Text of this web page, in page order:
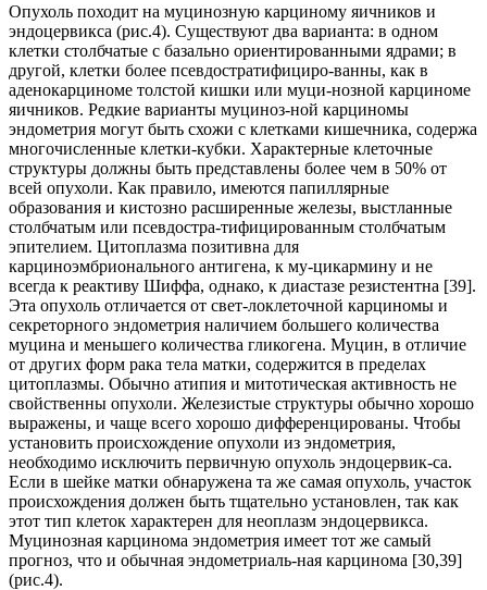
Опухоль походит на муцинозную карциному яичников и
эндоцервикса (рис.4). Существуют два варианта: в одном
клетки столбчатые с базально ориентированными ядрами; в
другой, клетки более псевдостратифициро-ванны, как в
аденокарциноме толстой кишки или муци-нозной карциноме
яичников. Редкие варианты муциноз-ной карциномы
эндометрия могут быть схожи с клетками кишечника, содержа
многочисленные клетки-кубки. Характерные клеточные
структуры должны быть представлены более чем в 50% от
всей опухоли. Как правило, имеются папиллярные
образования и кистозно расширенные железы, выстланные
столбчатым или псевдостра-тифицированным столбчатым
эпителием. Цитоплазма позитивна для
карциноэмбрионального антигена, к му-цикармину и не
всегда к реактиву Шиффа, однако, к диастазе резистентна [39].
Эта опухоль отличается от свет-локлеточной карциномы и
секреторного эндометрия наличием большего количества
муцина и меньшего количества гликогена. Муцин, в отличие
от других форм рака тела матки, содержится в пределах
цитоплазмы. Обычно атипия и митотическая активность не
свойственны опухоли. Железистые структуры обычно хорошо
выражены, и чаще всего хорошо дифференцированы. Чтобы
установить происхождение опухоли из эндометрия,
необходимо исключить первичную опухоль эндоцервик-са.
Если в шейке матки обнаружена та же самая опухоль, участок
происхождения должен быть тщательно установлен, так как
этот тип клеток характерен для неоплазм эндоцервикса.
Муцинозная карцинома эндометрия имеет тот же самый
прогноз, что и обычная эндометриаль-ная карцинома [30,39]
(рис.4).